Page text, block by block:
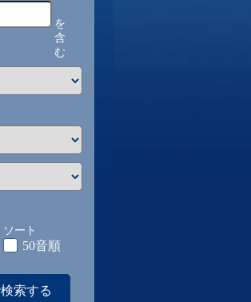
を
含
む
ソート
50音順
索する